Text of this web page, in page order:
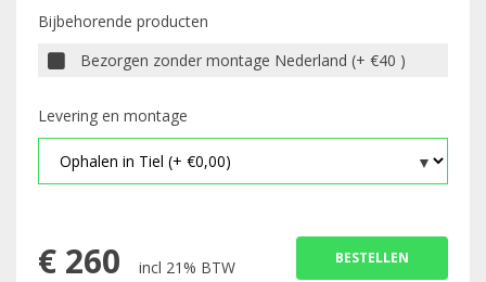
Bijbehorende producten
Bezorgen zonder montage Nederland (+ €40 )
Levering en montage
€ 260 incl 21% BTW BESTELLEN